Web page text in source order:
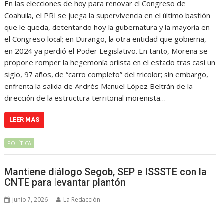
En las elecciones de hoy para renovar el Congreso de
Coahuila, el PRI se juega la supervivencia en el último bastión
que le queda, detentando hoy la gubernatura y la mayoría en
el Congreso local; en Durango, la otra entidad que gobierna,
en 2024 ya perdió el Poder Legislativo. En tanto, Morena se
propone romper la hegemonía priista en el estado tras casi un
siglo, 97 años, de “carro completo” del tricolor; sin embargo,
enfrenta la salida de Andrés Manuel López Beltrán de la
dirección de la estructura territorial morenista…
LEER MÁS
POLÍTICA
Mantiene diálogo Segob, SEP e ISSSTE con la
CNTE para levantar plantón
junio 7, 2026 La Redacción